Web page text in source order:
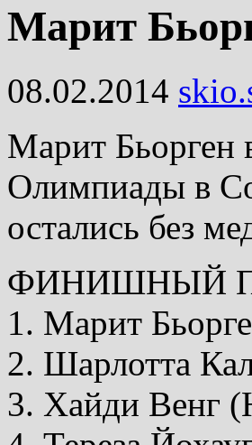
Марит
08.02.2014
Марит Бьорген
Олимпиады в
остались без
ФИНИШНЫЙ
1. Марит
2. Шарлотта
3. Хайди Венг